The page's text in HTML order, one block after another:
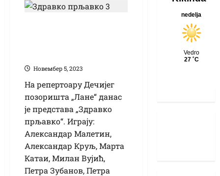
Новембер 5, 2023
На репертоару Дечијег
позоришта „Лане“ данас
је представа „Здравко
прљавко“. Играју:
Александар Малетин,
Александар Круљ, Марта
Катаи, Милан Вујић,
Петра Зубанов, Петра